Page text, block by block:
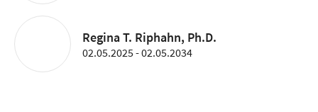
Regina T. Riphahn, Ph.D.
02.05.2025 - 02.05.2034